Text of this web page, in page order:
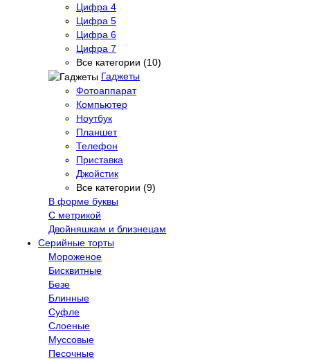
Цифра 4
Цифра 5
Цифра 6
Цифра 7
Все категории (10)
Гаджеты
Фотоаппарат
Компьютер
Ноутбук
Планшет
Телефон
Приставка
Джойстик
Все категории (9)
В форме буквы
С метрикой
Двойняшкам и близнецам
Серийные торты
Мороженое
Бисквитные
Безе
Блинные
Суфле
Слоеные
Муссовые
Песочные